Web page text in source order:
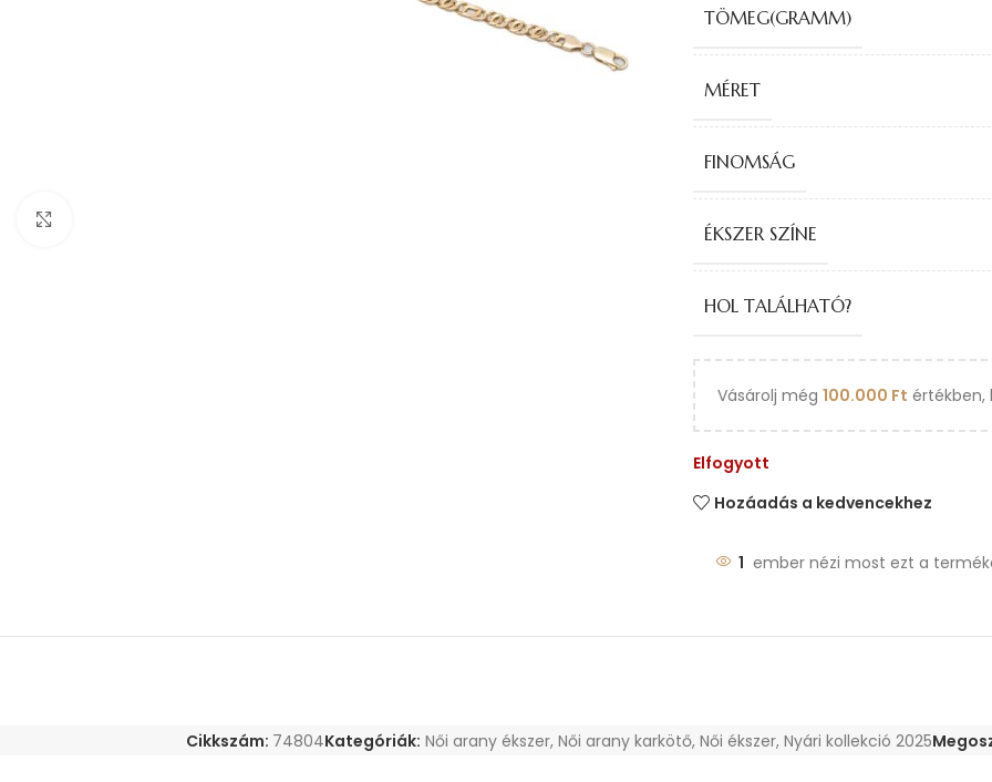
TÖMEG(GRAMM)
MÉRET
FINOMSÁG
ÉKSZER SZÍNE
HOL TALÁLHATÓ?
Vásárolj még 100.000 Ft értékben,
Elfogyott
Hozáadás a kedvencekhez
1 ember nézi most ezt a
Cikkszám: 74804Kategóriák: Női arany ékszer, Női arany karkötő, Női ékszer, Nyári kollekció 2025